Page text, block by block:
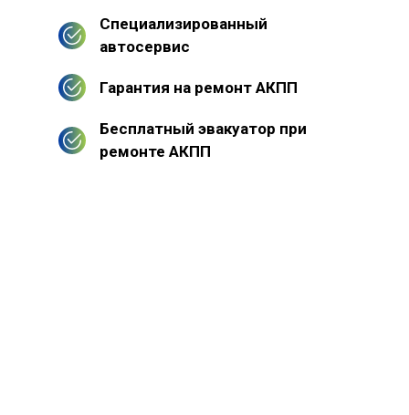
Специализированный
автосервис
Гарантия на ремонт АКПП
Бесплатный эвакуатор при
ремонте АКПП